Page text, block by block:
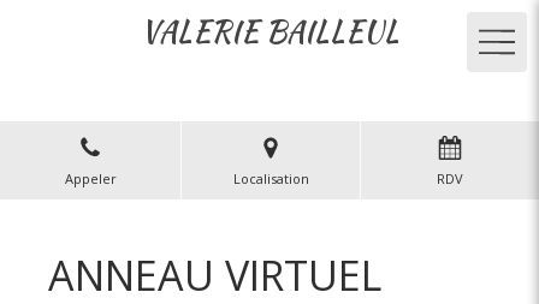
VALERIE BAILLEUL
Appeler Localisation RDV
ANNEAU VIRTUEL